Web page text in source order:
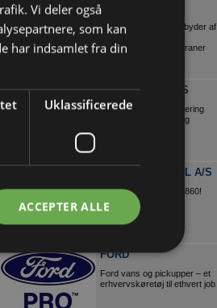
SCANTRUCK
Danmarks største udbyder af
entreprenørmateriel,
teleskoplæssere og kraner
CE NIELSEN APS
Nedbrydning miljøsanering
diamantskæring/boring
JACOBI TAGTEGL A/S
Tysk kvalitets siden 1860!
FORD
Ford vans og pickupper – et
erhvervskøretøj til ethvert job
Vi deler også
som kan
har indsamlet fra din
Uklassificerede
ACCEPTER ALLE